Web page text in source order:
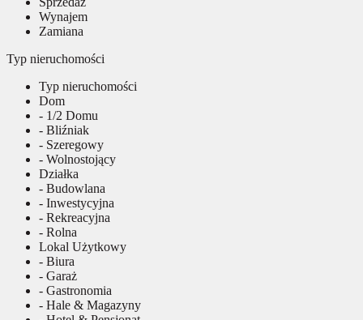
Wynajem
Zamiana
Typ nieruchomości
Typ nieruchomości
Dom
- 1/2 Domu
- Bliźniak
- Szeregowy
- Wolnostojący
Działka
- Budowlana
- Inwestycyjna
- Rekreacyjna
- Rolna
Lokal Użytkowy
- Biura
- Garaż
- Gastronomia
- Hale & Magazyny